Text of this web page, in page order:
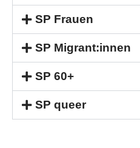
SP Frauen
SP Migrant:innen
SP 60+
SP queer